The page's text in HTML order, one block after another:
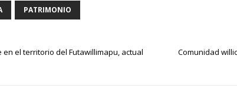
PATRIMONIO
el territorio del Futawillimapu, actual
Comunidad